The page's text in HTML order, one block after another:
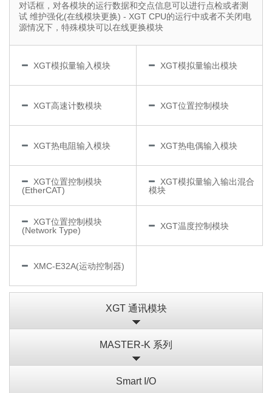
对话框，对各模块的运行数据和交点信息可以进行点检或者测
试 维护强化(在线模块更换) - XGT CPU的运行中或者不关闭电
源情况下，特殊模块可以在线更换模块
XGT模拟量输入模块 XGT模拟量输出模块
XGT高速计数模块 XGT位置控制模块
XGT热电阻输入模块 XGT热电偶输入模块
XGT位置控制模块
(EtherCAT)
XGT模拟量输入输出混合
模块
XGT位置控制模块
(Network Type)
XGT温度控制模块
XMC-E32A(运动控制器)
XGT 通讯模块
MASTER-K 系列
Smart I/O